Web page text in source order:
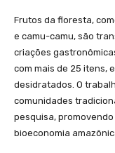
Frutos da floresta,
e camu-camu, são
criações
com mais de 25 itens,
desidratados. O
comunidades
pesquisa,
bioeconomia